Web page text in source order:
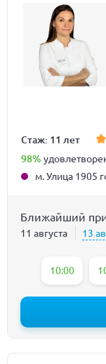
Стаж: 11 лет
98%
м. Улица 1905
Ближайший
11 августа 13
10:00